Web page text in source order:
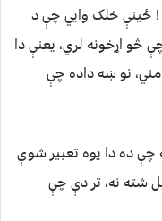
ځینې خلک وایي چې د
څو اړخونه لري، یعنې دا
نو ښه داده چې
چې ده دا یوه تعبیر شوې
شته نه، تر دې چې